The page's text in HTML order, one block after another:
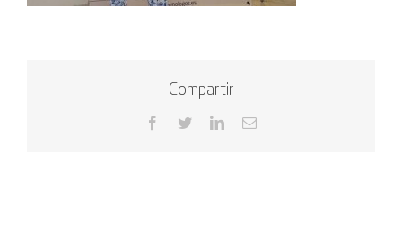
Compartir
Facebook
TwitterLinkedInCorreo